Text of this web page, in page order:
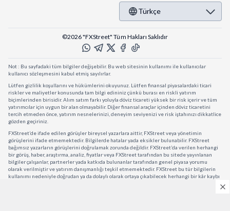
Türkçe
©2026 "FXStreet" Tüm Hakları Saklıdır
Not : Bu sayfadaki tüm bilgiler değişebilir. Bu web sitesinin kullanımı ile kullanıcılar
kullanıcı sözleşmesini kabul etmiş sayılırlar.
Lütfen gizlilik koşullarını ve hükümlerini okuyunuz. Lütfen finansal piyasalardaki ticari
riskler ve maliyetler konusunda tam bilgi edininiz çünkü burası en riskli yatırım
biçimlerinden birisidir. Alım satım farkı yoluyla döviz ticareti yüksek bir risk içerir ve tüm
yatırımcılar için uygun bir alan olmayabilir. Diğer finansal araçlar içinden döviz ticaretini
tercih etmeden önce, yatırım nesnelerinizi, deneyim seviyenizi ve risk iştahınızı dikkatlice
gözden geçiriniz.
FXStreet’de ifade edilen görüşler bireysel yazarlara aittir, FXStreet veya yönetimin
görüşlerini ifade etmemektedir. Bilgilerde hatalar yada eksikler bulunabilir. FXStreet
bağımsız yazarların görüşlerini doğrulamak zorunda değildir. FXStreet’da verilen herhangi
bir görüş, haber, araştırma, analiz, fiyatlar veya FXStreet tarafından bu sitede yayınlanan
bilgiler çalışanlar, partnerler yada katkıda bulunanlar tarafından genel piyasa yorumu
olarak verilmiştir ve yatırım danışmanlığı teşkil etmemektedir. FXStreet bu tür bilgilerin
kullanımı nedeniyle doğrudan ya da dolaylı olarak ortaya çıkabilecek herhangi bir kâr kaybı